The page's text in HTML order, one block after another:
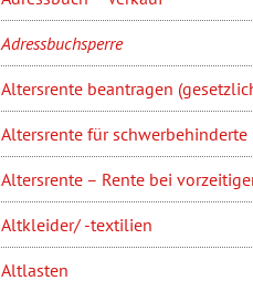
Adressbuchsperre
Altersrente beantragen
Altersrente für
Altersrente – Rente bei
Altkleider/ -textilien
Altlasten